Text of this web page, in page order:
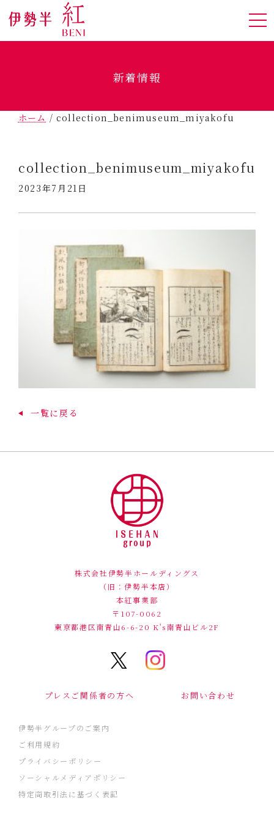
新着情報
ホーム /collection_benimuseum_miyakofu
collection_benimuseum_miyakofu
2023年7月21日
一覧に戻る
株式会社伊勢半ホールディングス
（旧：伊勢半本店）
本紅事業部
〒107-0062
東京都港区南青山6-6-20 K's南青山ビル2F
プレスご関係者の方へ お問い合わせ
伊勢半グループのご案内
ご利用規約
プライバシーポリシー
ソーシャルメディアポリシー
特定商取引法に基づく表記